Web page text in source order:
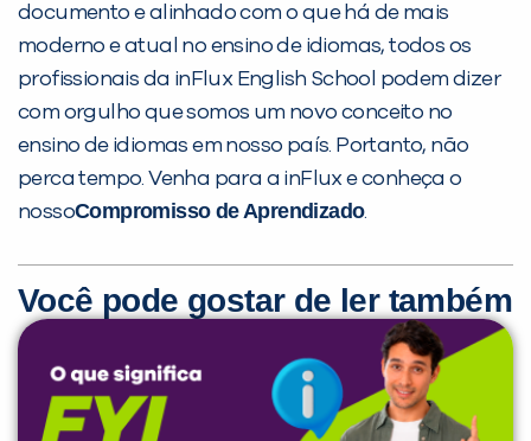
documento e alinhado com o que há de mais
moderno e atual no ensino de idiomas, todos os
profissionais da inFlux English School podem dizer
com orgulho que somos um novo conceito no
ensino de idiomas em nosso país. Portanto, não
perca tempo. Venha para a inFlux e conheça o
nossoCompromisso de Aprendizado.
Você pode gostar de ler também